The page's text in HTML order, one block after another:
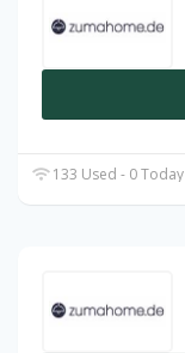
133 Used - 0 Today